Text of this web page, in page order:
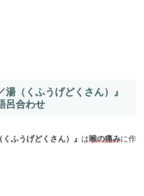
湯（くふうげどくさん）』
呂合わせ
くふうげどくさん）』 は喉の痛みに作